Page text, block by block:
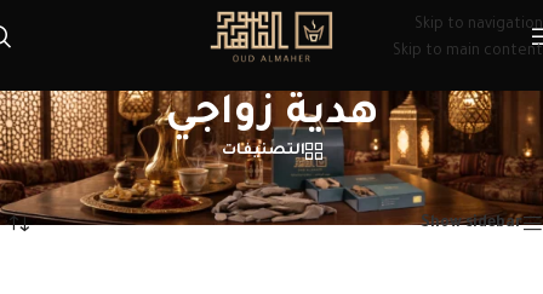
Skip to navigation
Skip to main content
هدية زواجي
التصنيفات
الرئيسية/منتجات تحت الوسم “هدية زواجي” عرض النتيجة الوحيدة
Show sidebar